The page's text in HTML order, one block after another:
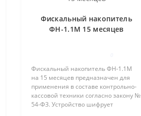
Фискальный накопитель
ФН-1.1М 15 месяцев
Фискальный накопитель ФН-1.1М
на 15 месяцев предназначен для
применения в составе контрольно-
кассовой техники согласно закону №
54-ФЗ. Устройство шифрует